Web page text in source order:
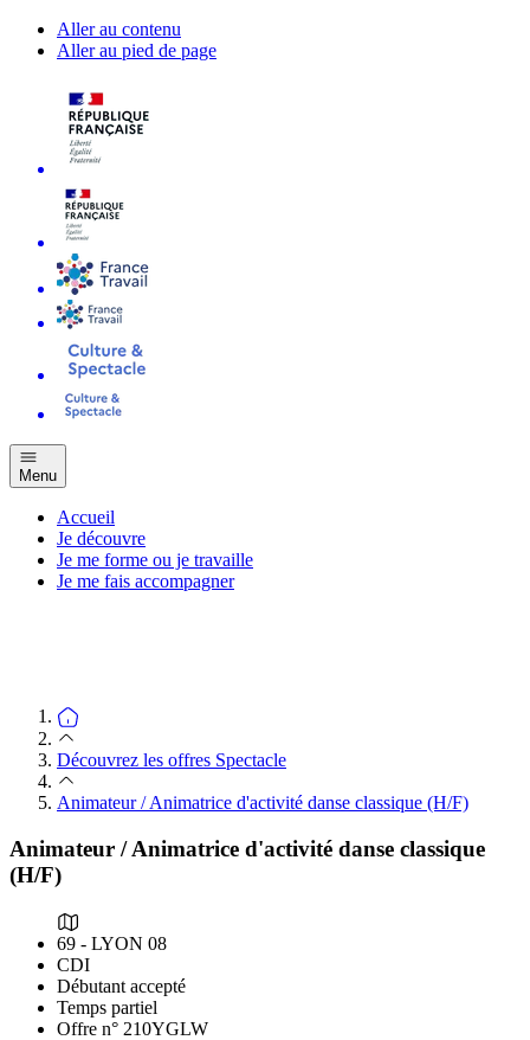
Aller au contenu
Aller au pied de page
Menu
Accueil
Je découvre
Je me forme ou je travaille
Je me fais accompagner
Découvrez les offres Spectacle
Animateur / Animatrice d'activité danse classique (H/F)
Animateur / Animatrice d'activité danse classique
(H/F)
69 - LYON 08
CDI
Débutant accepté
Temps partiel
Offre n° 210YGLW